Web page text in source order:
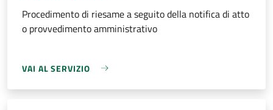
Procedimento di riesame a seguito della notifica di atto
o provvedimento amministrativo
VAI AL SERVIZIO